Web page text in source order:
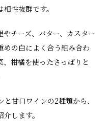
性抜群です。
チーズ、バター、カスター
めの白によく合う組み合わ
柑橘を使ったさっぱりと
甘口ワインの2種類から、
します。